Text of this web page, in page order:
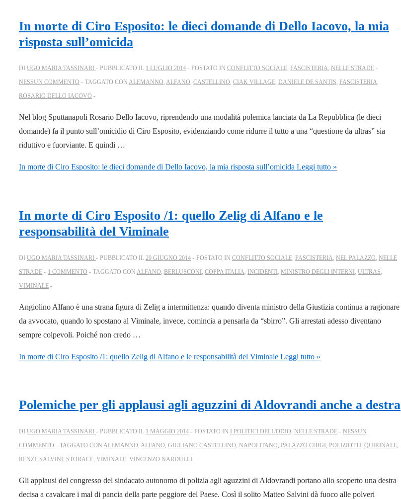
In morte di Ciro Esposito: le dieci domande di Dello Iacovo, la mia
risposta sull’omicida
DI UGO MARIA TASSINARI PUBBLICATO IL 1 LUGLIO 2014 POSTATO IN CONFLITTO SOCIALE, FASCISTERIA, NELLE STRADE
NESSUN COMMENTO
TAGGATO CON ALEMANNO, ALFANO, CASTELLINO, CIAK VILLAGE, DANIELE DE SANTIS, FASCISTERIA,
ROSARIO DELLO IACOVO
Nel blog Sputtanapoli Rosario Dello Iacovo, riprendendo una modalità polemica lanciata da La Repubblica (le dieci
domande) fa il punto sull’omicidio di Ciro Esposito, evidenziando come ridurre il tutto a una “questione da ultras” sia
riduttivo e fuorviante. E quindi …
In morte di Ciro Esposito: le dieci domande di Dello Iacovo, la mia risposta sull’omicida Leggi tutto »
In morte di Ciro Esposito /1: quello Zelig di Alfano e le
responsabilità del Viminale
DI UGO MARIA TASSINARI PUBBLICATO IL 29 GIUGNO 2014 POSTATO IN CONFLITTO SOCIALE FASCISTERIA NEL PALAZZO NELLE
STRADE
1 COMMENTO TAGGATO CON ALFANO BERLUSCONI COPPA ITALIA INCIDENTI MINISTRO DEGLI INTERNI ULTRAS
VIMINALE
Angiolino Alfano è una strana figura di Zelig a intermittenza: quando diventa ministro della Giustizia continua a ragionare
da avvocato, quando lo spostano al Viminale, invece, comincia a pensarla da “sbirro”. Gli arrestati adesso diventano
sempre colpevoli. Poiché non credo …
In morte di Ciro Esposito /1: quello Zelig di Alfano e le responsabilità del Viminale Leggi tutto »
Polemiche per gli applausi agli aguzzini di Aldovrandi anche a destra
DI UGO MARIA TASSINARI PUBBLICATO IL 1 MAGGIO 2014 POSTATO IN I POLITICI DELL'ODIO NELLE STRADE
NESSUN
COMMENTO
TAGGATO CON ALEMANNO ALFANO GIULIANO CASTELLINO NAPOLITANO PALAZZO CHIGI POLIZIOTTI QUIRINALE
RENZI SALVINI STORACE VIMINALE VINCENZO NARDULLI
Gli applausi del congresso del sindacato autonomo di polizia agli aguzzini di Aldovrandi portano allo scoperto una destra
decisa a cavalcare i mal di pancia della parte peggiore del Paese. Così il solito Matteo Salvini dà fuoco alle polveri